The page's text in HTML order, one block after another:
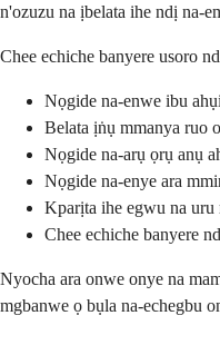
n'ozuzu na ịbelata ihe ndị na-
Chee echiche banyere usoro
Nọgide na-enwe ibu
Belata ịṅụ mmanya ruo
Nọgide na-arụ ọrụ anụ
Nọgide na-enye ara
Kparịta ihe egwu na uru
Chee echiche banyere
Nyocha ara onwe onye na
mgbanwe ọ bụla na-echegbu